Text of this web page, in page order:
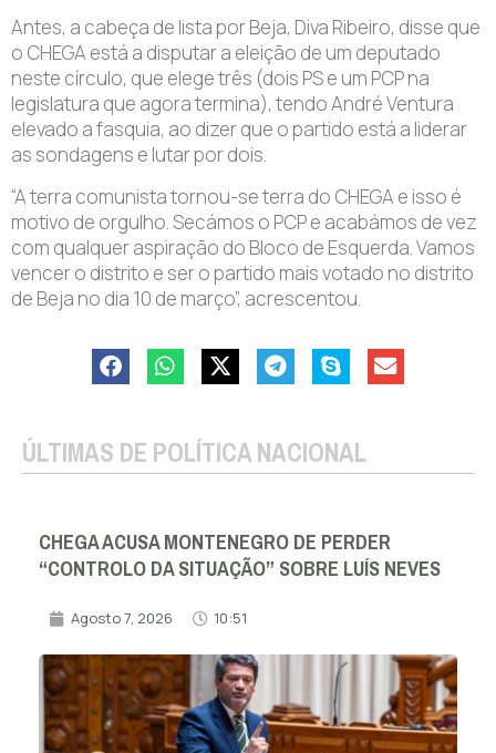
Antes, a cabeça de lista por Beja, Diva Ribeiro, disse que
o CHEGA está a disputar a eleição de um deputado
neste círculo, que elege três (dois PS e um PCP na
legislatura que agora termina), tendo André Ventura
elevado a fasquia, ao dizer que o partido está a liderar
as sondagens e lutar por dois.
“A terra comunista tornou-se terra do CHEGA e isso é
motivo de orgulho. Secámos o PCP e acabámos de vez
com qualquer aspiração do Bloco de Esquerda. Vamos
vencer o distrito e ser o partido mais votado no distrito
de Beja no dia 10 de março”, acrescentou.
ÚLTIMAS DE POLÍTICA NACIONAL
CHEGA ACUSA MONTENEGRO DE PERDER
“CONTROLO DA SITUAÇÃO” SOBRE LUÍS NEVES
Agosto 7, 2026 10:51